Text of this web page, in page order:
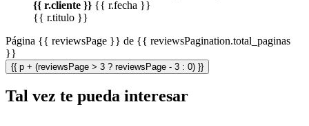
{{ r.cliente }} {{ r.fecha }}
{{ r.titulo }}
Página {{ reviewsPage }} de {{ reviewsPagination.total_paginas
}}
{{ p + (reviewsPage > 3 ? reviewsPage - 3 : 0) }}
Tal vez te pueda interesar